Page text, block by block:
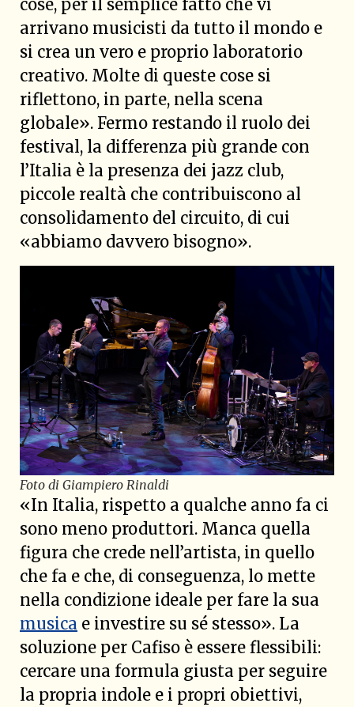
cose, per il semplice fatto che vi
arrivano musicisti da tutto il mondo e
si crea un vero e proprio laboratorio
creativo. Molte di queste cose si
riflettono, in parte, nella scena
globale». Fermo restando il ruolo dei
festival, la differenza più grande con
l’Italia è la presenza dei jazz club,
piccole realtà che contribuiscono al
consolidamento del circuito, di cui
«abbiamo davvero bisogno».
Foto di Giampiero Rinaldi
«In Italia, rispetto a qualche anno fa ci
sono meno produttori. Manca quella
figura che crede nell’artista, in quello
che fa e che, di conseguenza, lo mette
nella condizione ideale per fare la sua
musica e investire su sé stesso». La
soluzione per Cafiso è essere flessibili:
cercare una formula giusta per seguire
la propria indole e i propri obiettivi,